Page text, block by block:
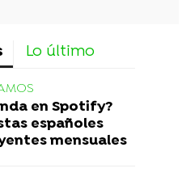
Lo último
en Spotify?
españoles
mensuales